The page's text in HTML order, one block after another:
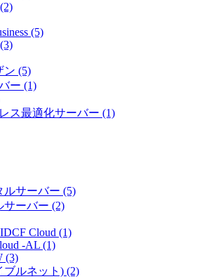
(5)
ン (5)
ー (1)
ス最適化サーバー (1)
ルサーバー (5)
サーバー (2)
Cloud (1)
-AL (1)
(3)
ルネット) (2)